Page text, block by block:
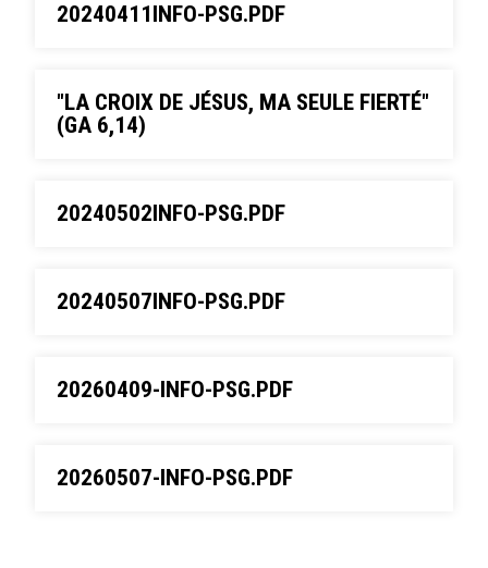
20240411INFO-PSG.PDF
"LA CROIX DE JÉSUS, MA SEULE FIERTÉ"
(GA 6,14)
20240502INFO-PSG.PDF
20240507INFO-PSG.PDF
20260409-INFO-PSG.PDF
20260507-INFO-PSG.PDF